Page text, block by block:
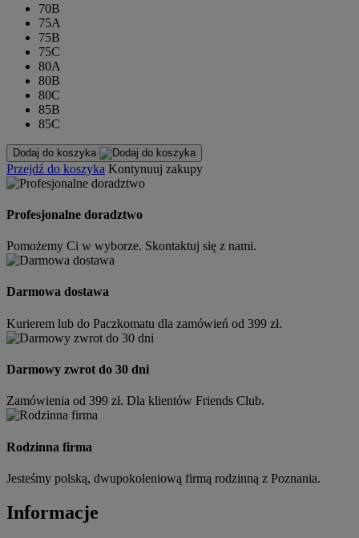
70B
75A
75B
75C
80A
80B
80C
85B
85C
Dodaj do koszyka
Przejdź do koszyka Kontynuuj zakupy
Profesjonalne doradztwo
Pomożemy Ci w wyborze. Skontaktuj się z nami.
Darmowa dostawa
Kurierem lub do Paczkomatu dla zamówień od 399 zł.
Darmowy zwrot do 30 dni
Zamówienia od 399 zł. Dla klientów Friends Club.
Rodzinna firma
Jesteśmy polską, dwupokoleniową firmą rodzinną z Poznania.
Informacje